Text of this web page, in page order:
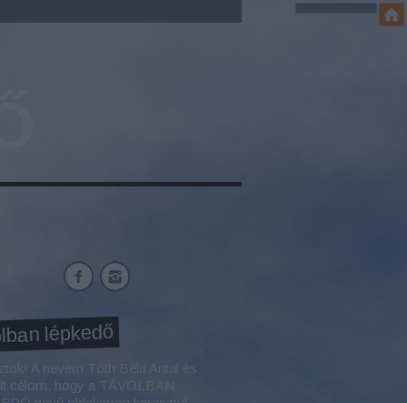
lépkedő
A nevem Tóth Béla Antal és
célom, hogy a TÁVOLBAN